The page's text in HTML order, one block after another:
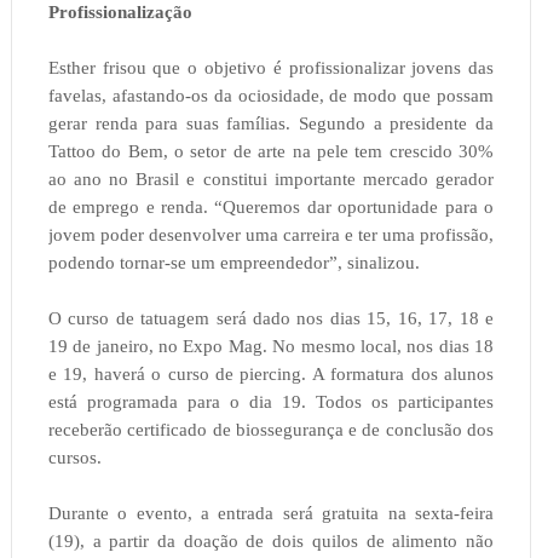
Profissionalização
Esther frisou que o objetivo é profissionalizar jovens das
favelas, afastando-os da ociosidade, de modo que possam
gerar renda para suas famílias. Segundo a presidente da
Tattoo do Bem, o setor de arte na pele tem crescido 30%
ao ano no Brasil e constitui importante mercado gerador
de emprego e renda. “Queremos dar oportunidade para o
jovem poder desenvolver uma carreira e ter uma profissão,
podendo tornar-se um empreendedor”, sinalizou.
O curso de tatuagem será dado nos dias 15, 16, 17, 18 e
19 de janeiro, no Expo Mag. No mesmo local, nos dias 18
e 19, haverá o curso de piercing. A formatura dos alunos
está programada para o dia 19. Todos os participantes
receberão certificado de biossegurança e de conclusão dos
cursos.
Durante o evento, a entrada será gratuita na sexta-feira
(19), a partir da doação de dois quilos de alimento não